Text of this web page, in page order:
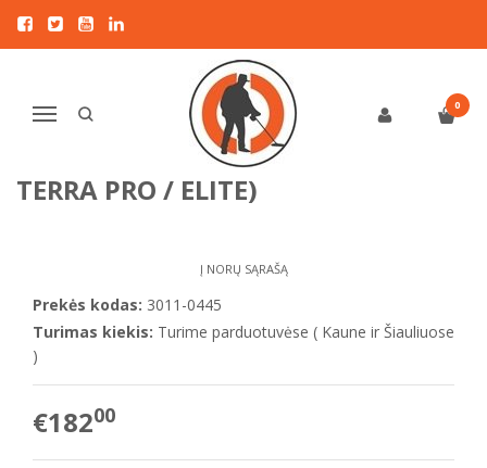
Navigacija
0
Pagrindinis KITI PRIEDAI
Minelab ML105 belaidės ausinės (Manticore, Equinox 700/900, X-
MINELAB ML105 BELAIDĖS AUSINĖS
(MANTICORE, EQUINOX 700/900, X-
TERRA PRO / ELITE)
Į NORŲ SĄRAŠĄ
Prekės kodas: 3011-0445
Turimas kiekis: Turime parduotuvėse ( Kaune ir Šiauliuose
)
€18200